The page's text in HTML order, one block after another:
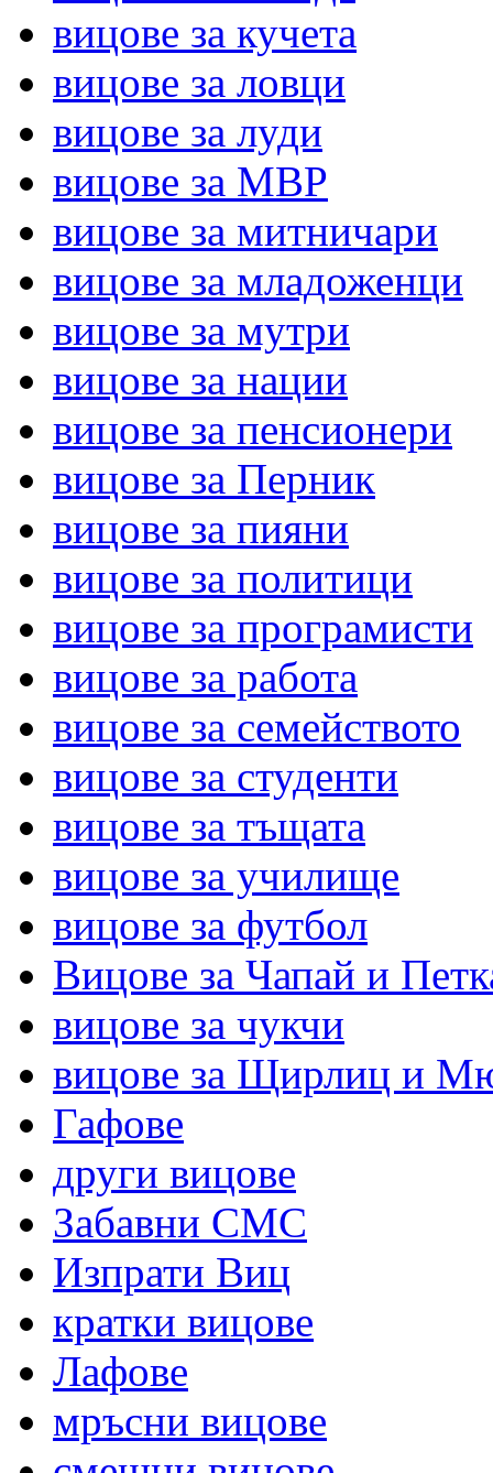
вицове за кучета
вицове за ловци
вицове за луди
вицове за МВР
вицове за митничари
вицове за младоженци
вицове за мутри
вицове за нации
вицове за пенсионери
вицове за Перник
вицове за пияни
вицове за политици
вицове за програмисти
вицове за работа
вицове за семейството
вицове за студенти
вицове за тъщата
вицове за училище
вицове за футбол
Вицове за Чапай и
вицове за чукчи
вицове за Щирлиц и
Гафове
други вицове
Забавни СМС
Изпрати Виц
кратки вицове
Лафове
мръсни вицове